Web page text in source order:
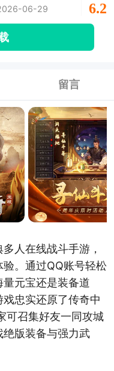
06-29 6.2
留言
人在线战斗手游，
。通过QQ账号轻松
元宝还是装备道
忠实还原了传奇中
可召集好友一同攻城
版装备与强力武